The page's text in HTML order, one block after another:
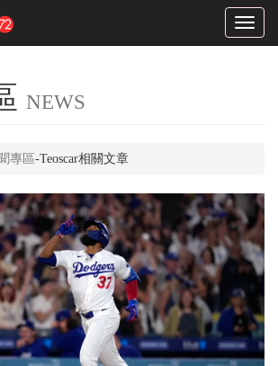
Toggle
NEWS
專區-Teoscar相關文章